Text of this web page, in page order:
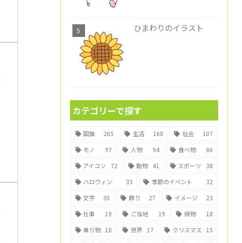
ひまわりのイラスト
カテゴリーで探す
国旗 205 生活 168 社会
107
モノ
97 人物 94 食べ物
86
アイコン
72 動物 41 スポーツ
38
ハロウィン
33 季節のイベント
32
文字
30 飾り 27 イメージ
23
仕事
19 ご当地 19 植物
18
乗り物 18 世界 17 クリスマス
15